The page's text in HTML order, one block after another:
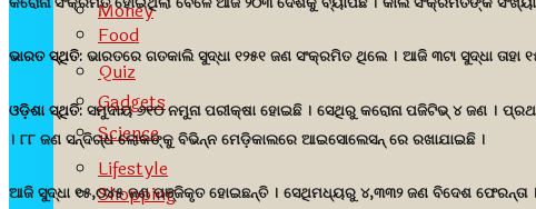
Money
Quiz
Science
Shopping
Food
Gadgets
Lifestyle
ଭାରତ ସ୍ଥିତି:ଭାରତରେ ଗତକାଲି ସୁଦ୍ଧା ୧୨୫୧ ଜଣ ସଂକ୍ରମିତ ଥିଲେ । ଆଜି ୩ଟା ସୁଦ୍ଧା
ଓଡ଼ିଶା ସ୍ଥିତି:ସମୁଦାୟ ୬୧୦ ନମୁନା ପରୀକ୍ଷା ହୋଇଛି । ସେଥିରୁ କରୋନା ପଜିଟିଭ୍ ୪ ଜଣ ।
। ୮୮ ଜଣ ସନ୍ଦିଗ୍ଧ ଲୋକଙ୍କୁ ବିଭିନ୍ନ ମେଡ଼ିକାଲରେ ଆଇସୋଲେସନ୍ ରେ ରଖାଯାଇଛି ।
ଆଜି ସୁଦ୍ଧା ୧୫,୦୪୫ ଜଣ ପଞ୍ଜିକୃତ ହୋଇଛନ୍ତି । ସେଥିମଧ୍ୟରୁ ୪,୩୩୨ ଜଣ ବିଦେଶ ଫେରନ୍ତା ।